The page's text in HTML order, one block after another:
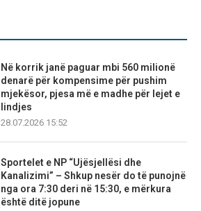
Në korrik janë paguar mbi 560 milionë
denarë për kompensime për pushim
mjekësor, pjesa më e madhe për lejet e
lindjes
28.07.2026 15:52
Sportelet e NP “Ujësjellësi dhe
Kanalizimi” – Shkup nesër do të punojnë
nga ora 7:30 deri në 15:30, e mërkura
është ditë jopune